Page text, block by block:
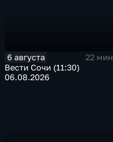
6 августа
22 мин
Вести Сочи (11:30)
06.08.2026